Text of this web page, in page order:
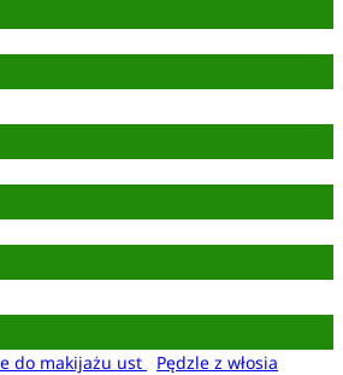
do makijażu ust
Pędzle z włosia